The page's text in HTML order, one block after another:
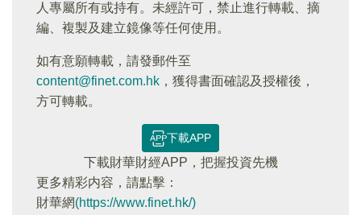
人專屬所有或持有。未經許可，禁止進行轉載、摘
編、複製及建立鏡像等任何使用。
如有意願轉載，請發郵件至
content@finet.com.hk ，獲得書面確認及授權後，
方可轉載。
下載APP
下載財華財經APP，把握投資先機
更多精彩内容，請點擊：
財華網(https://www.finet.hk/)